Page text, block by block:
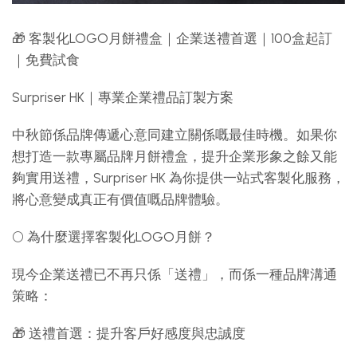
🎁 客製化LOGO月餅禮盒｜企業送禮首選｜100盒起訂
｜免費試食
Surpriser HK｜專業企業禮品訂製方案
中秋節係品牌傳遞心意同建立關係嘅最佳時機。如果你
想打造一款專屬品牌月餅禮盒，提升企業形象之餘又能
夠實用送禮，Surpriser HK 為你提供一站式客製化服務，
將心意變成真正有價值嘅品牌體驗。
🌕 為什麼選擇客製化LOGO月餅？
現今企業送禮已不再只係「送禮」，而係一種品牌溝通
策略：
🎁 送禮首選：提升客戶好感度與忠誠度